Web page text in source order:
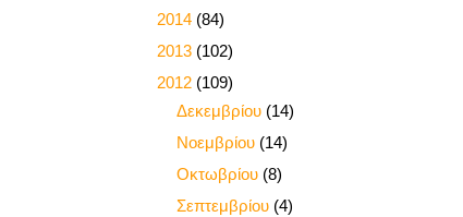
2014 (84)
2013 (102)
2012 (109)
Δεκεμβρίου (14)
Νοεμβρίου (14)
Οκτωβρίου (8)
Σεπτεμβρίου (4)